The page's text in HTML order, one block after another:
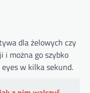
dla żelowych czy
i można go szybko
w kilka sekund.